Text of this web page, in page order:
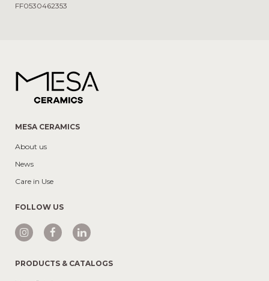
FF0530462353
MESA CERAMICS
About us
News
Care in Use
FOLLOW US
PRODUCTS & CATALOGS